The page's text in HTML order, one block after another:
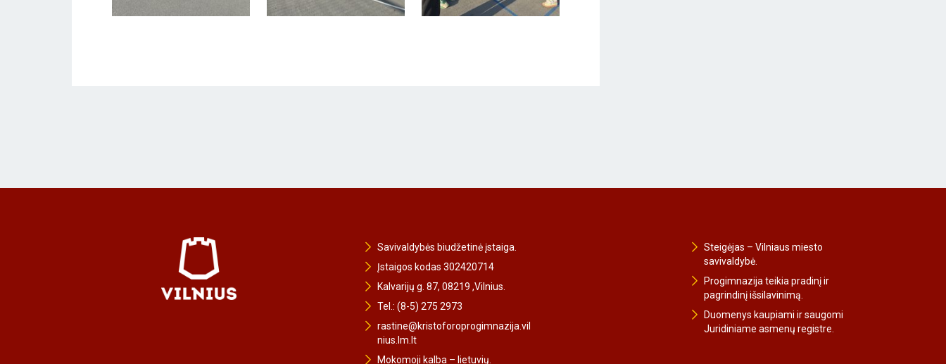
Savivaldybės biudžetinė įstaiga.
Įstaigos kodas 302420714
Kalvarijų g. 87, 08219 ,Vilnius.
Tel.: (8-5) 275 2973
rastine@kristoforoprogimnazija.vil
nius.lm.lt
Mokomoji kalba – lietuvių.
Steigėjas – Vilniaus miesto
savivaldybė.
Progimnazija teikia pradinį ir
pagrindinį išsilavinimą.
Duomenys kaupiami ir saugomi
Juridiniame asmenų registre.